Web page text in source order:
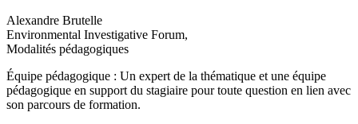
Alexandre Brutelle
Environmental Investigative Forum,
Modalités pédagogiques
Équipe pédagogique : Un expert de la thématique et une équipe
pédagogique en support du stagiaire pour toute question en lien avec
son parcours de formation.